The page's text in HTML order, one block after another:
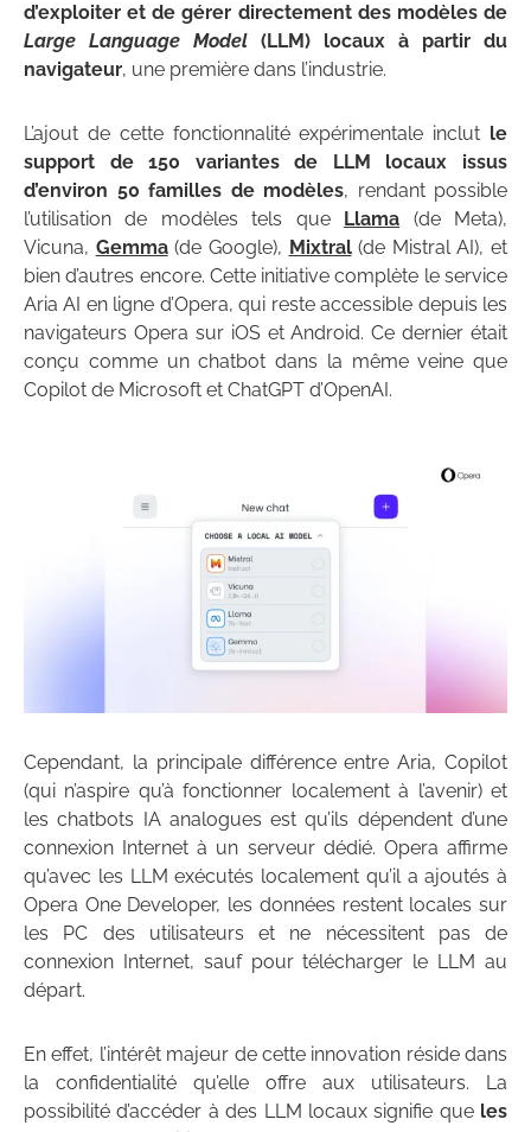
d’exploiter et de gérer directement des modèles de
Large Language Model (LLM) locaux à partir du
navigateur, une première dans l’industrie.
L’ajout de cette fonctionnalité expérimentale inclut le
support de 150 variantes de LLM locaux issus
d’environ 50 familles de modèles, rendant possible
l’utilisation de modèles tels que Llama (de Meta),
Vicuna, Gemma(de Google), Mixtral(de Mistral AI), et
bien d’autres encore. Cette initiative complète le service
Aria AI en ligne d’Opera, qui reste accessible depuis les
navigateurs Opera sur iOS et Android. Ce dernier était
conçu comme un chatbot dans la même veine que
Copilot de Microsoft et ChatGPT d’OpenAI.
Cependant, la principale différence entre Aria, Copilot
(qui n’aspire qu’à fonctionner localement à l’avenir) et
les chatbots IA analogues est qu’ils dépendent d’une
connexion Internet à un serveur dédié. Opera affirme
qu’avec les LLM exécutés localement qu’il a ajoutés à
Opera One Developer, les données restent locales sur
les PC des utilisateurs et ne nécessitent pas de
connexion Internet, sauf pour télécharger le LLM au
départ.
En effet, l’intérêt majeur de cette innovation réside dans
la confidentialité qu’elle offre aux utilisateurs. La
possibilité d’accéder à des LLM locaux signifie que les